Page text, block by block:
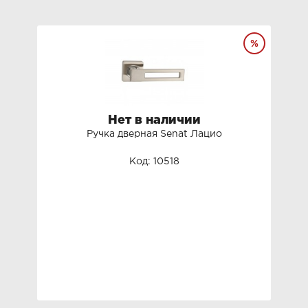
Нет в наличии
Ручка дверная Senat Лацио
Код: 10518